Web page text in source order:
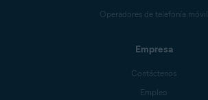
Operadores de telefonía móvil
Empresa
Contáctenos
Empleo